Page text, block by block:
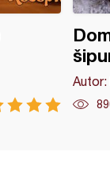
Autor: